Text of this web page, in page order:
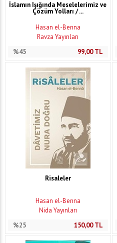
İslamın Işığında Meselelerimiz ve
Çözüm Yolları / ...
Hasan el-Benna
Ravza Yayınları
%45
99,00TL
Risaleler
Hasan el-Benna
Nida Yayınları
%25
150,00TL